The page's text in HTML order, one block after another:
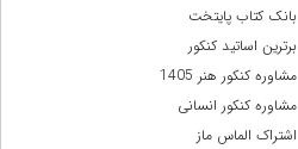
بانک کتاب پایتخت
برترین اساتید کنکور
مشاوره کنکور هنر 1405
مشاوره کنکور انسانی
اشتراک الماس ماز